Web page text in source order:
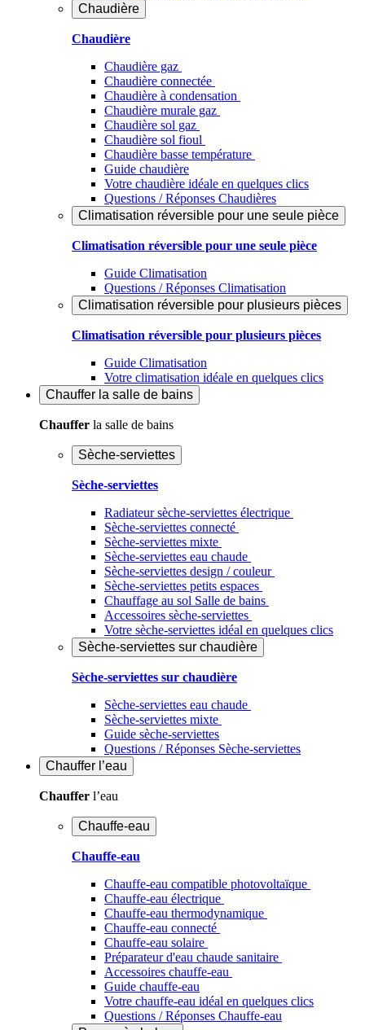
Chaudière
Chaudière
Chaudière gaz
Chaudière connectée
Chaudière à condensation
Chaudière murale gaz
Chaudière sol gaz
Chaudière sol fioul
Chaudière basse température
Guide chaudière
Votre chaudière idéale en quelques clics
Questions / Réponses Chaudières
Climatisation réversible pour une seule pièce
Climatisation réversible pour une seule pièce
Guide Climatisation
Questions / Réponses Climatisation
Climatisation réversible pour plusieurs pièces
Climatisation réversible pour plusieurs pièces
Guide Climatisation
Votre climatisation idéale en quelques clics
Chauffer la salle de bains
Chauffer la salle de bains
Sèche-serviettes
Sèche-serviettes
Radiateur sèche-serviettes électrique
Sèche-serviettes connecté
Sèche-serviettes mixte
Sèche-serviettes eau chaude
Sèche-serviettes design / couleur
Sèche-serviettes petits espaces
Chauffage au sol Salle de bains
Accessoires sèche-serviettes
Votre sèche-serviettes idéal en quelques clics
Sèche-serviettes sur chaudière
Sèche-serviettes sur chaudière
Sèche-serviettes eau chaude
Sèche-serviettes mixte
Guide sèche-serviettes
Questions / Réponses Sèche-serviettes
Chauffer l’eau
Chauffer l’eau
Chauffe-eau
Chauffe-eau
Chauffe-eau compatible photovoltaïque
Chauffe-eau électrique
Chauffe-eau thermodynamique
Chauffe-eau connecté
Chauffe-eau solaire
Préparateur d'eau chaude sanitaire
Accessoires chauffe-eau
Guide chauffe-eau
Votre chauffe-eau idéal en quelques clics
Questions / Réponses Chauffe-eau